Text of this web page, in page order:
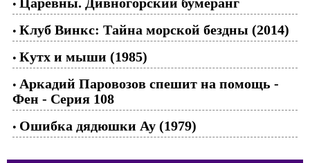
•
• Клуб Винкс: Тайна морской бездны (2014)
• Кутх и мыши (1985)
• Аркадий Паровозов спешит на помощь -
Фен - Серия 108
• Ошибка дядюшки Ау (1979)